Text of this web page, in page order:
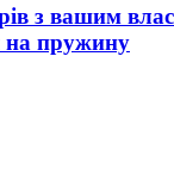
з вашим
на пружину